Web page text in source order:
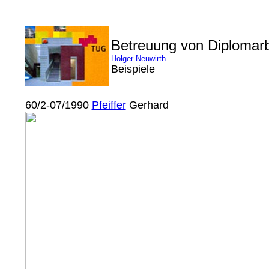
Betreuung von
Holger Neuwirth
Beispiele
60/2-07/1990 PfeifferGerhard